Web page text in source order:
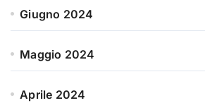
Giugno 2024
Maggio 2024
Aprile 2024